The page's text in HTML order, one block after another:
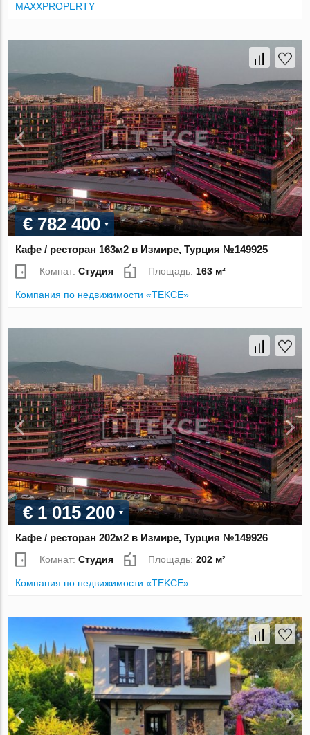
MAXXPROPERTY
€ 782 400
Кафе / ресторан 163м2 в Измире, Турция №149925
Комнат:Студия Площадь: 163 м²
Компания по недвижимости «TEKCE»
€ 1 015 200
Кафе / ресторан 202м2 в Измире, Турция №149926
Комнат:Студия Площадь:202 м²
Компания по недвижимости «TEKCE»